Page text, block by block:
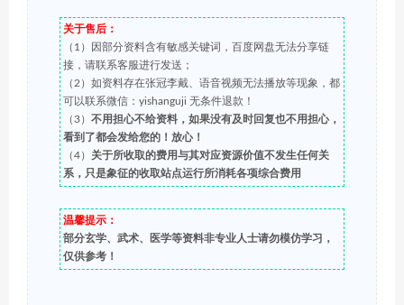
关于售后：
（1）因部分资料含有敏感关键词，百度网盘无法分享链
接，请联系客服进行发送；
（2）如资料存在张冠李戴、语音视频无法播放等现象，都
可以联系微信：yishanguji 无条件退款！
（3） 不用担心不给资料，如果没有及时回复也不用担心，
看到了都会发给您的！放心！
（4） 关于所收取的费用与其对应资源价值不发生任何关
系，只是象征的收取站点运行所消耗各项综合费用
温馨提示：
部分玄学、武术、医学等资料非专业人士请勿模仿学习，
仅供参考！